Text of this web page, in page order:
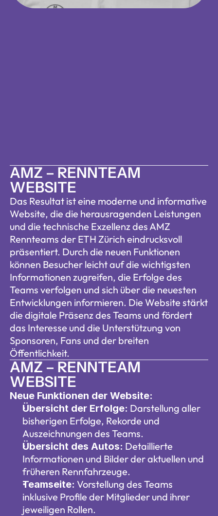
AMZ – RENNTEAM
WEBSITE
Das Resultat ist eine moderne und informative
Website, die die herausragenden Leistungen
und die technische Exzellenz des AMZ
Rennteams der ETH Zürich eindrucksvoll
präsentiert. Durch die neuen Funktionen
können Besucher leicht auf die wichtigsten
Informationen zugreifen, die Erfolge des
Teams verfolgen und sich über die neuesten
Entwicklungen informieren. Die Website stärkt
die digitale Präsenz des Teams und fördert
das Interesse und die Unterstützung von
Sponsoren, Fans und der breiten
Öffentlichkeit.
AMZ – RENNTEAM
WEBSITE
Neue Funktionen der Website:
Übersicht der Erfolge: Darstellung aller
bisherigen Erfolge, Rekorde und
Auszeichnungen des Teams.
Übersicht des Autos: Detaillierte
Informationen und Bilder der aktuellen und
früheren Rennfahrzeuge.
Teamseite: Vorstellung des Teams
inklusive Profile der Mitglieder und ihrer
jeweiligen Rollen.